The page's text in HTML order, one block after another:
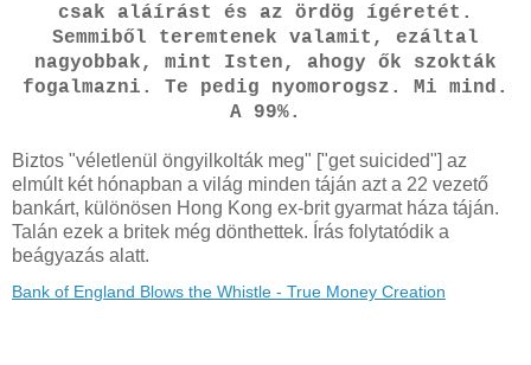
csak aláírást és az ördög ígéretét.
Semmiből teremtenek valamit, ezáltal
nagyobbak, mint Isten, ahogy ők szokták
fogalmazni. Te pedig nyomorogsz. Mi mind.
A 99%.
Biztos "véletlenül öngyilkolták meg" ["get suicided"] az
elmúlt két hónapban a világ minden táján azt a 22 vezető
bankárt, különösen Hong Kong ex-brit gyarmat háza táján.
Talán ezek a britek még dönthettek. Írás folytatódik a
beágyazás alatt.
Bank of England Blows the Whistle - True Money Creation